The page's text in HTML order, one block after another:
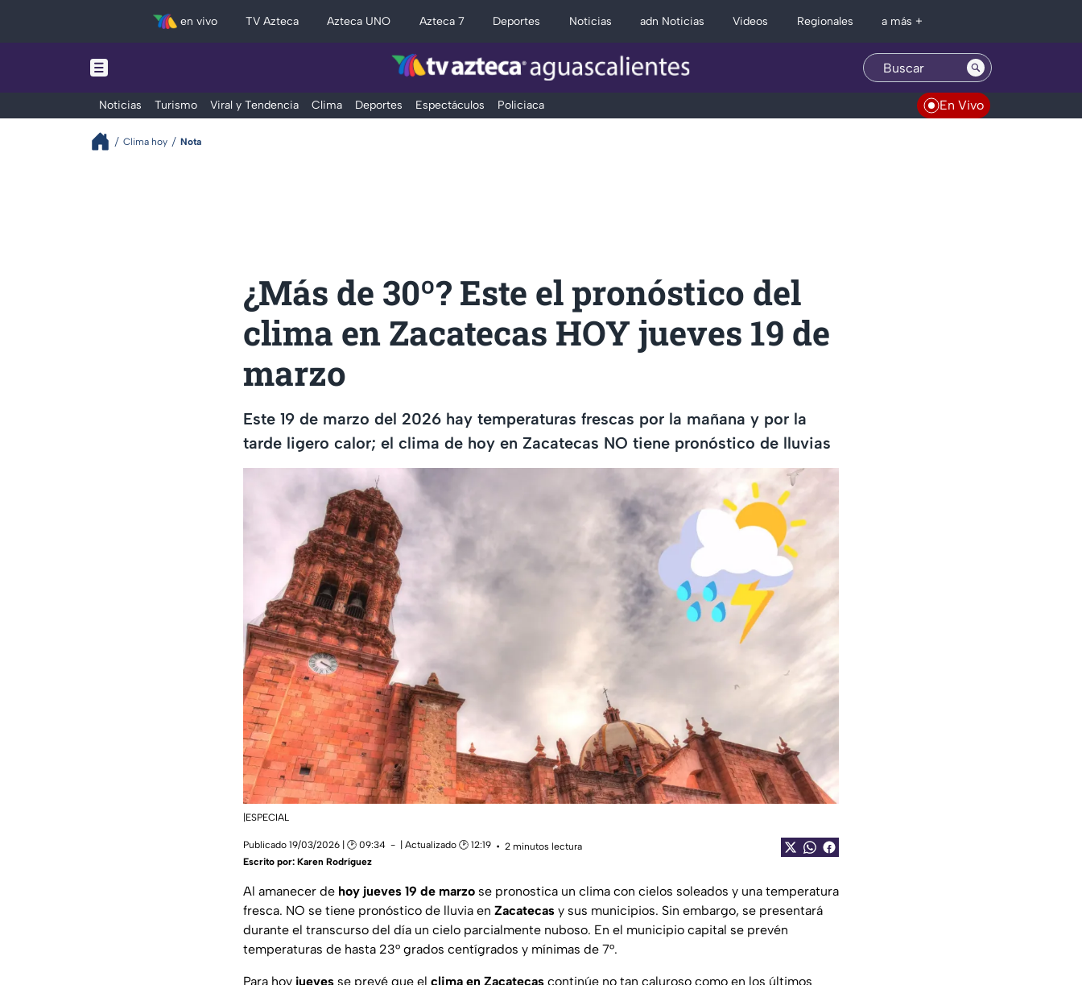
en vivo TV Azteca Azteca UNO Azteca 7 Deportes Noticias adn Noticias Videos Regionales a más +
Noticias Turismo Viral y Tendencia Clima Deportes Espectáculos Policiaca En Vivo
Clima hoy Nota
¿Más de 30º? Este el pronóstico del
clima en Zacatecas HOY jueves 19 de
marzo
Este 19 de marzo del 2026 hay temperaturas frescas por la mañana y por la
tarde ligero calor; el clima de hoy en Zacatecas NO tiene pronóstico de lluvias
|ESPECIAL
Publicado 19/03/2026 | 🕑 09:34 | Actualizado 🕑 12:19
2 minutos lectura
Escrito por: Karen Rodríguez
Al amanecer de hoy jueves 19 de marzo se pronostica un clima con cielos soleados y una temperatura
fresca. NO se tiene pronóstico de lluvia en Zacatecas y sus municipios. Sin embargo, se presentará
durante el transcurso del día un cielo parcialmente nuboso. En el municipio capital se prevén
temperaturas de hasta 23° grados centígrados y mínimas de 7°.
Para hoy jueves se prevé que el clima en Zacatecas continúe no tan caluroso como en los últimos